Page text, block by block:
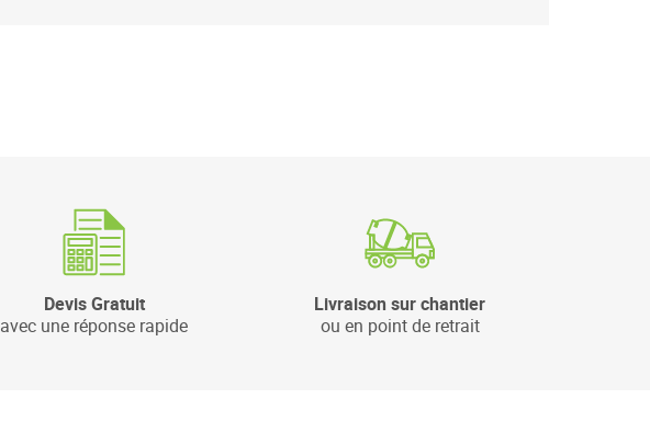
Devis Gratuit
avec une réponse rapide
Livraison sur chantier
ou en point de retrait